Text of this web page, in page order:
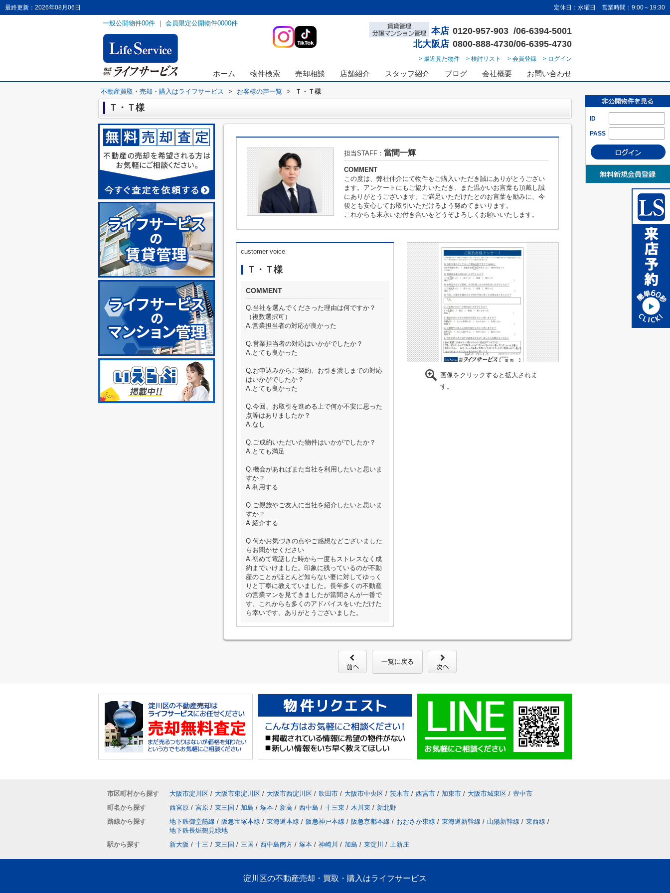
最終更新：2026年08月06日 定休日：水曜日 営業時間：9:00～19:30
一般公開物件00件 ｜ 会員限定公開物件0000件
本店 0120-957-903 /06-6394-5001
北大阪店 0800-888-4730/06-6395-4730
> 最近見た物件 > 検討リスト > 会員登録 > ログイン
ホーム 物件検索 売却相談 店舗紹介 スタッフ紹介 ブログ 会社概要 お問い合わせ
ID
PASS
不動産買取・売却・購入はライフサービス > お客様の声一覧 > Ｔ・Ｔ様
Ｔ・Ｔ様
担当STAFF： 當間一輝
COMMENT
この度は、弊社仲介にて物件をご購入いただき誠にありがとうござい
ます。アンケートにもご協力いただき、また温かいお言葉も頂戴し誠
にありがとうございます。ご満足いただけたとのお言葉を励みに、今
後とも安心してお取引いただけるよう努めてまいります。
これからも末永いお付き合いをどうぞよろしくお願いいたします。
customer voice
Ｔ・Ｔ様
COMMENT
Q.当社を選んでくださった理由は何ですか？
（複数選択可）
A.営業担当者の対応が良かった
Q.営業担当者の対応はいかがでしたか？
A.とても良かった
Q.お申込みからご契約、お引き渡しまでの対応
はいかがでしたか？
A.とても良かった
Q.今回、お取引を進める上で何か不安に思った
点等はありましたか？
A.なし
Q.ご成約いただいた物件はいかがでしたか？
A.とても満足
Q.機会があればまた当社を利用したいと思いま
すか？
A.利用する
Q.ご親族やご友人に当社を紹介したいと思いま
すか？
A.紹介する
Q.何かお気づきの点やご感想などございました
らお聞かせください
A.初めて電話した時から一度もストレスなく成
約までいけました。印象に残っているのが不動
産のことがほとんど知らない妻に対してゆっく
りと丁寧に教えていました。長年多くの不動産
の営業マンを見てきましたが當間さんが一番で
す。これからも多くのアドバイスをいただけた
ら幸いです。ありがとうございました。
画像をクリックすると拡大されま
す。
一覧に戻る
市区町村から探す 大阪市淀川区 / 大阪市東淀川区 / 大阪市西淀川区 / 吹田市 / 大阪市中央区 / 茨木市 / 西宮市 / 加東市 / 大阪市城東区 / 豊中市
町名から探す
西宮原 / 宮原 / 東三国 / 加島 / 塚本 / 新高 / 西中島 / 十三東 / 木川東 / 新北野
路線から探す
地下鉄御堂筋線 / 阪急宝塚本線 / 東海道本線 / 阪急神戸本線 / 阪急京都本線 / おおさか東線 / 東海道新幹線 / 山陽新幹線 / 東西線 /
地下鉄長堀鶴見緑地
駅から探す
新大阪 / 十三 / 東三国 / 三国 / 西中島南方 / 塚本 / 神崎川 / 加島 / 東淀川 / 上新庄
淀川区の不動産売却・買取・購入はライフサービス